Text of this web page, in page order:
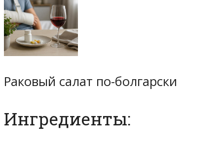
Раковый салат по-болгарски
Ингредиенты: